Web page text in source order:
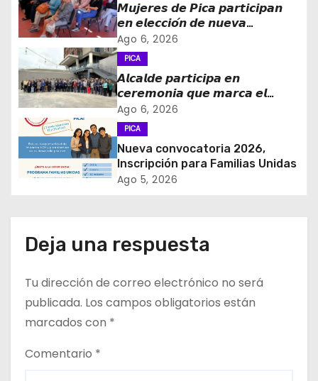
e
e
n
t
r
a
s
𝙈𝙪𝙟𝙚𝙧𝙚𝙨 𝙙𝙚 𝙋𝙞𝙘𝙖 𝙥𝙖𝙧𝙩𝙞𝙘𝙞𝙥𝙖𝙣
𝙚𝙣 𝙚𝙡𝙚𝙘𝙘𝙞𝙤́𝙣 𝙙𝙚 𝙣𝙪𝙚𝙫𝙖
𝙙𝙞𝙧𝙚𝙘𝙩𝙞𝙫𝙖 𝙙𝙚 𝙡𝙖 𝙈𝙚𝙨𝙖 𝙙𝙚 𝙡𝙖
𝙈𝙪𝙟𝙚𝙧 𝙍𝙪𝙧𝙖𝙡 𝙚 𝙄𝙣𝙙𝙞́𝙜𝙚𝙣𝙖
Ago 6, 2026
PICA
𝘼𝙡𝙘𝙖𝙡𝙙𝙚 𝙥𝙖𝙧𝙩𝙞𝙘𝙞𝙥𝙖 𝙚𝙣
𝙘𝙚𝙧𝙚𝙢𝙤𝙣𝙞𝙖 𝙦𝙪𝙚 𝙢𝙖𝙧𝙘𝙖 𝙚𝙡
𝙞𝙣𝙜𝙧𝙚𝙨𝙤 𝙙𝙚 𝙚𝙜𝙧𝙚𝙨𝙖𝙙𝙤𝙨 𝙙𝙚𝙡
𝙇𝙞𝙘𝙚𝙤 𝘽𝙞𝙘𝙚𝙣𝙩𝙚𝙣𝙖𝙧𝙞𝙤 𝙋𝙖𝙙𝙧𝙚
𝘼𝙡𝙗𝙚𝙧𝙩𝙤 𝙃𝙪𝙧𝙩𝙖𝙙𝙤 𝙙𝙚 𝙋𝙞𝙘𝙖 𝙖 𝙡𝙖
𝙞𝙣𝙙𝙪𝙨𝙩𝙧𝙞𝙖 𝙢𝙞𝙣𝙚𝙧𝙖
Ago 6, 2026
PICA
Nueva convocatoria 2026,
Inscripción para Familias Unidas
Ago 5, 2026
Deja una respuesta
Tu dirección de correo electrónico no será
publicada. Los campos obligatorios están
marcados con *
Comentario *